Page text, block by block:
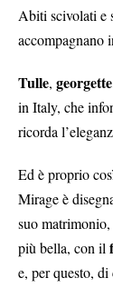
Abiti scivolati e
accompagnano
Tulle, georgette
in Italy, che
ricorda
Ed è proprio
Mirage è
suo
più bella, con il
e, per questo, di